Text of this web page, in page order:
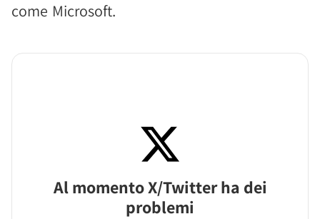
come Microsoft.
Al momento X/Twitter ha dei
problemi